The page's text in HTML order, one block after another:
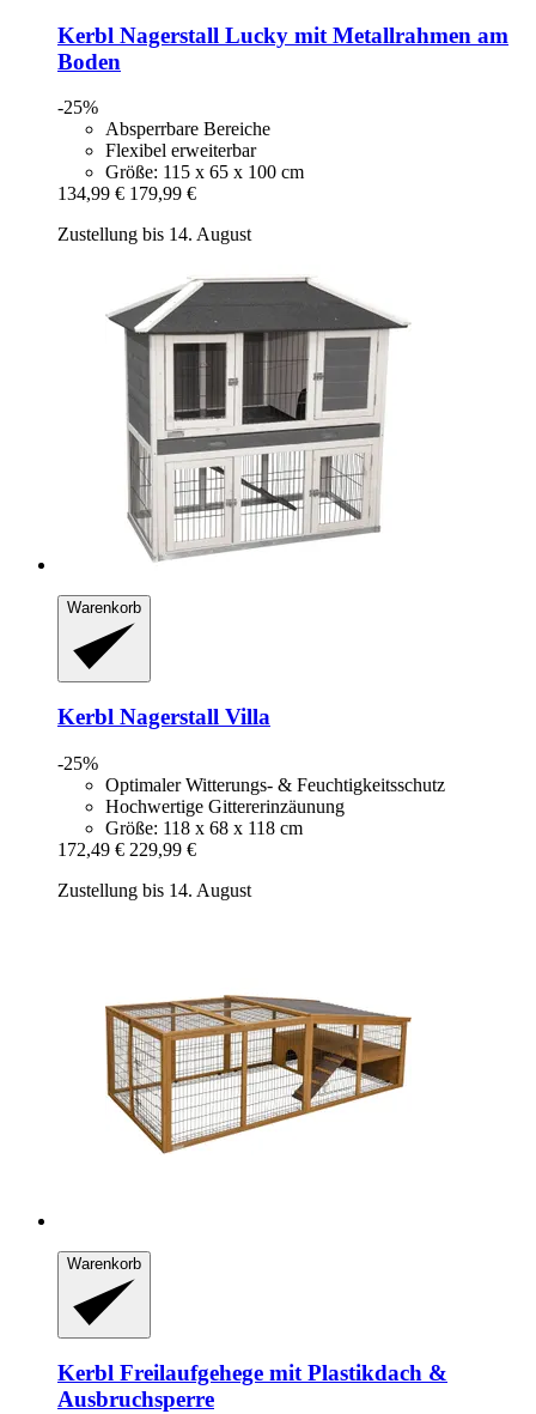
Kerbl Nagerstall Lucky mit Metallrahmen am
Boden
-25%
Absperrbare Bereiche
Flexibel erweiterbar
Größe: 115 x 65 x 100 cm
134,99 € 179,99 €
Zustellung bis 14. August
Warenkorb
Kerbl Nagerstall Villa
-25%
Optimaler Witterungs- & Feuchtigkeitsschutz
Hochwertige Gittererinzäunung
Größe: 118 x 68 x 118 cm
172,49 € 229,99 €
Zustellung bis 14. August
Warenkorb
Kerbl Freilaufgehege mit Plastikdach &
Ausbruchsperre